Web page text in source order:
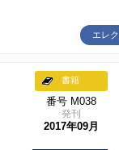
エレ
書籍
番号 M038
発刊
2017年09月